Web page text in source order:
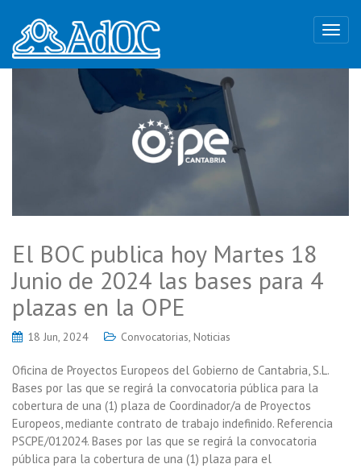
El BOC publica hoy Martes 18
Junio de 2024 las bases para 4
plazas en la OPE
18 Jun, 2024 Convocatorias, Noticias
Oficina de Proyectos Europeos del Gobierno de Cantabria, S.L.
Bases por las que se regirá la convocatoria pública para la
cobertura de una (1) plaza de Coordinador/a de Proyectos
Europeos, mediante contrato de trabajo indefinido. Referencia
PSCPE/012024. Bases por las que se regirá la convocatoria
pública para la cobertura de una (1) plaza para el